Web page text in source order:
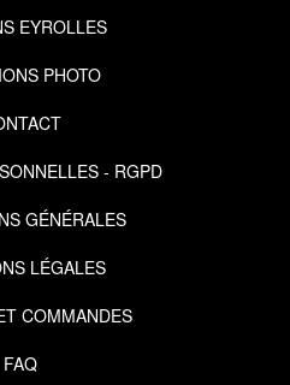
EYROLLES
PHOTO
- RGPD
GÉNÉRALES
LÉGALES
COMMANDES
FAQ